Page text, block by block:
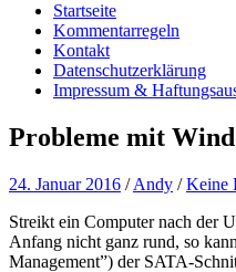
Startseite
Kommentarregeln
Kontakt
Datenschutzerklärung
Impressum &
Probleme mit
24. Januar 2016 /Andy /Keine
Streikt ein Computer nach der
Anfang nicht ganz rund, so
Management”) der SATA-